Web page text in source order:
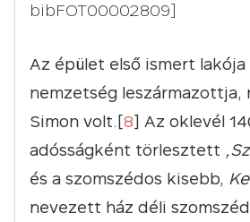
bibFOT00002809]
Az épület első ismert lakója
nemzetség leszármazottja,
Simon volt.[8] Az oklevél
adósságként törlesztett
és a szomszédos kisebb,
nevezett ház déli